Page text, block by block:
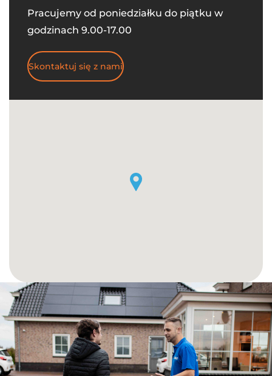
Pracujemy od poniedziałku do piątku w
godzinach 9.00-17.00
Skontaktuj się z nami